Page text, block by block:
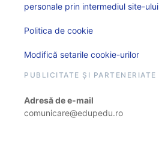
personale prin intermediul site-ului
Politica de cookie
Modifică setarile cookie-urilor
PUBLICITATE ȘI PARTENERIATE
Adresă de e-mail
comunicare@edupedu.ro